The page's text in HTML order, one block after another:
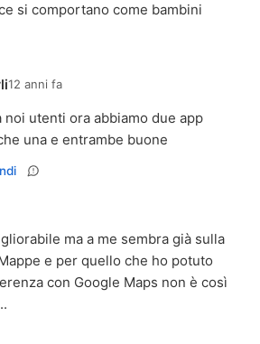
si comportano come bambini
12 anni fa
noi utenti ora abbiamo due app
una e entrambe buone
ma a me sembra già sulla
e per quello che ho potuto
con Google Maps non è così